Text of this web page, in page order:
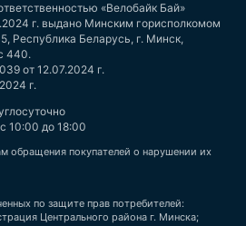
«Велобайк Бай»
г. выдано Минским горисполкомом
Республика Беларусь, г. Минск,
440.
от 12.07.2024 г.
г.
10:00 до 18:00
обращения покупателей о нарушении их
по защите прав потребителей:
Центрального района г. Минска;